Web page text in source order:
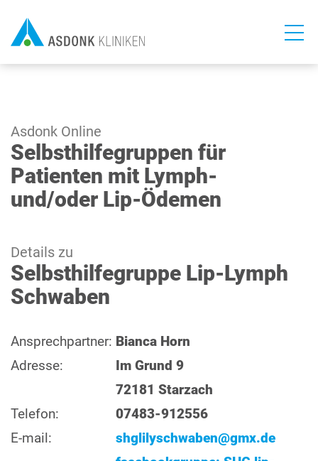
zum
Inhalt
Asdonk Online
Selbsthilfegruppen für
Patienten mit Lymph-
und/oder Lip-Ödemen
Details zu
Selbsthilfegruppe Lip-Lymph
Schwaben
Ansprechpartner: Bianca Horn
Adresse:
Im Grund 9
72181 Starzach
Telefon:
07483-912556
E-mail:
shglilyschwaben@gmx.de